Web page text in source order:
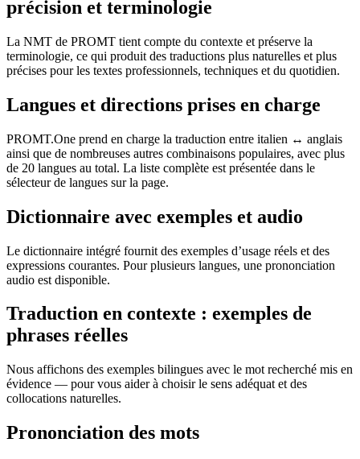
précision et terminologie
La NMT de PROMT tient compte du contexte et préserve la
terminologie, ce qui produit des traductions plus naturelles et plus
précises pour les textes professionnels, techniques et du quotidien.
Langues et directions prises en charge
PROMT.One prend en charge la traduction entre italien ↔ anglais
ainsi que de nombreuses autres combinaisons populaires, avec plus
de 20 langues au total. La liste complète est présentée dans le
sélecteur de langues sur la page.
Dictionnaire avec exemples et audio
Le dictionnaire intégré fournit des exemples d’usage réels et des
expressions courantes. Pour plusieurs langues, une prononciation
audio est disponible.
Traduction en contexte : exemples de
phrases réelles
Nous affichons des exemples bilingues avec le mot recherché mis en
évidence — pour vous aider à choisir le sens adéquat et des
collocations naturelles.
Prononciation des mots